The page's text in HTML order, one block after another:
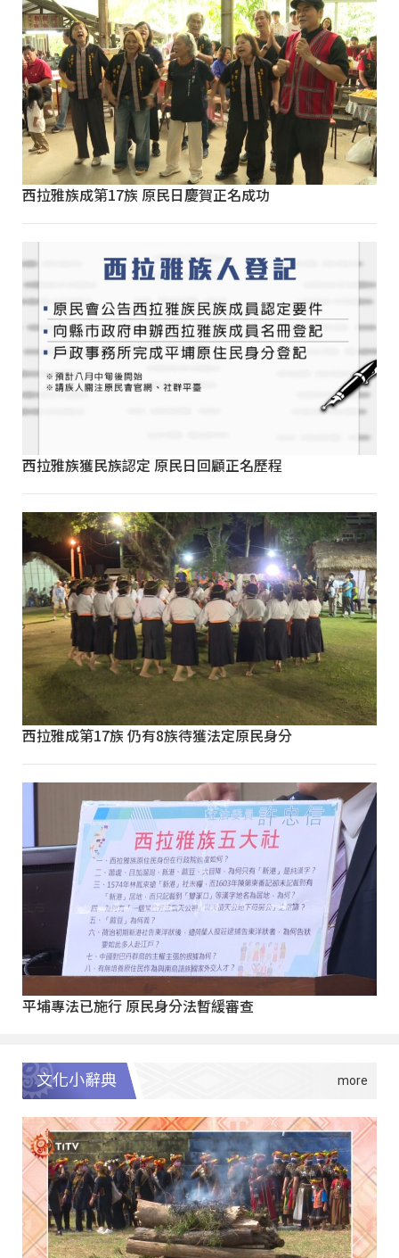
西拉雅族成第17族 原民日慶賀正名成功
西拉雅族獲民族認定 原民日回顧正名歷程
西拉雅成第17族 仍有8族待獲法定原民身分
平埔專法已施行 原民身分法暫緩審查
文化小辭典